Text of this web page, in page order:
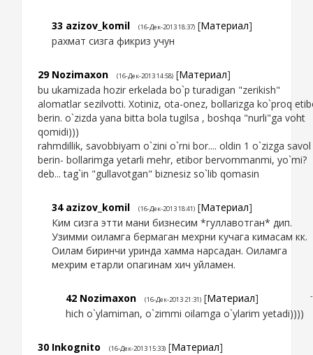
33 azizov_komil (16-Дек-2013 18:37) [Материал]
рахмат сизга фикриз учун
29 Nozimaxon (16-Дек-2013 14:58) [Материал]
bu ukamizada hozir erkelada bo`p turadigan "zerikish"
alomatlar sezilvotti. Xotiniz, ota-onez, bollarizga ko`proq
berin. o`zizda yana bitta bola tugilsa , boshqa "nurli"ga voht
qomidi)))
rahmdillik, savobbiyam o`zini o`rni bor.... oldin 1 o`zizga savol
berin- bollarimga yetarli mehr, etibor bervommanmi, yo`mi?
deb... tag`in "gullavotgan" biznesiz so`lib qomasin
34 azizov_komil (16-Дек-2013 18:41) [Материал]
Ким сизга этти мани бизнесим *гуллавотган* дип.
Узимми оиламга бермаган мехрни кучага кимасам кк.
Оилам биринчи уринда хамма нарсадан. Оиламга
мехрим етарли опагинам хич уйламен.
42 Nozimaxon (16-Дек-2013 21:31) [Материал]
hich o`ylamiman, o`zimmi oilamga o`ylarim yetadi))))
30 Inkognito (16-Дек-2013 15:33) [Материал]